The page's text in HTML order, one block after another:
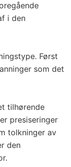
i den
Først
som det
tilhørende
presiseringer
tolkninger av
den